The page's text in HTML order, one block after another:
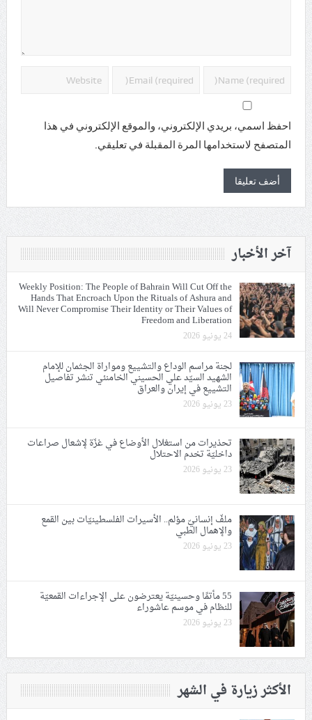
احفظ اسمي، بريدي الإلكتروني، والموقع الإلكتروني في هذا
المتصفح لاستخدامها المرة المقبلة في تعليقي.
آخر الأخبار
Weekly Position: The People of Bahrain Will Cut Off the
Hands That Encroach Upon the Rituals of Ashura and
Will Never Compromise Their Identity or Their Values of
Freedom and Liberation
24 يونيو 2026
لجنة مراسم الوداع والتشييع ومواراة الجثمان للإمام
الشهيد السيّد علي الحسيني الخامنئي تنشر تفاصيل
التشييع في إيران والعراق
23 يونيو 2026
تحذيرات من استغلال الأوضاع في غزّة لإشعال صراعات
داخليّة تخدم الاحتلال
23 يونيو 2026
ملفّ إنسانيّ مؤلم.. الأسيرات الفلسطينيّات بين القمع
والإهمال الطبي
23 يونيو 2026
55 مأتمًا وحسينيّة يعترضون على الإجراءات القمعيّة
للنظام في موسم عاشوراء
23 يونيو 2026
الأكثر زيارة في الشهر